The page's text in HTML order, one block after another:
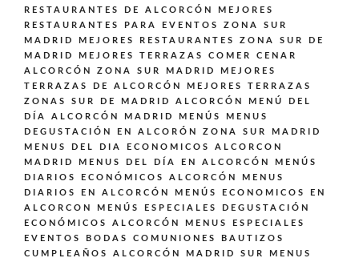
RESTAURANTES DE ALCORCÓN
MEJORES
RESTAURANTES PARA EVENTOS ZONA SUR
MADRID
MEJORES RESTAURANTES ZONA SUR DE
MADRID
MEJORES TERRAZAS COMER CENAR
ALCORCÓN ZONA SUR MADRID
MEJORES
TERRAZAS DE ALCORCÓN
MEJORES TERRAZAS
ZONAS SUR DE MADRID ALCORCÓN
MENÚ DEL
DÍA ALCORCÓN MADRID
MENÚS
MENUS
DEGUSTACIÓN EN ALCORÓN ZONA SUR MADRID
MENUS DEL DIA ECONOMICOS ALCORCON
MADRID
MENUS DEL DÍA EN ALCORCÓN
MENÚS
DIARIOS ECONÓMICOS ALCORCÓN
MENUS
DIARIOS EN ALCORCÓN
MENÚS ECONOMICOS EN
ALCORCON
MENÚS ESPECIALES DEGUSTACIÓN
ECONÓMICOS ALCORCÓN
MENUS ESPECIALES
EVENTOS BODAS COMUNIONES BAUTIZOS
CUMPLEAÑOS ALCORCÓN MADRID SUR
MENUS